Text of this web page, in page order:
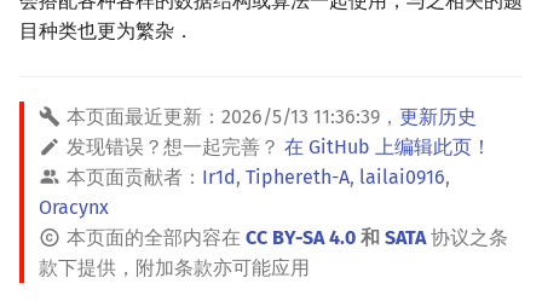
CP Editor
LaTeX 入门
排序相关 STL
优化
动态 DP
DP 套 DP
DP 优化
其它 DP 方法
后缀自动机 (SAM)
广义后缀自动机
后缀树
Manacher
阶乘取模
多项式与生成函数
形式幂级数复合|复合逆
Pólya 计数
线性代数
线性规划
抽象代数
树状数组
划分树
二叉搜索树 & 平衡树
跳表
拆点
环计数问题
最小环
2-SAT
随机增量法
计算几何杂项
目种类也更为繁杂．
本页面最近更新： 2026/5/13 11:36:39 ， 更新历史
发现错误？想一起完善？ 在 GitHub 上编辑此页！
本页面贡献者： Ir1d, Tiphereth-A, lailai0916,
Oracynx
本页面的全部内容在 CC BY-SA 4.0 和 SATA协议之条
款下提供，附加条款亦可能应用